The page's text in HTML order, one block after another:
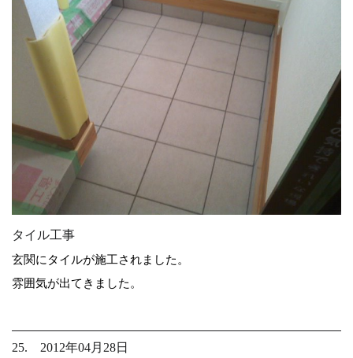
タイル工事
玄関にタイルが施工されました。
雰囲気が出てきました。
25. 2012年04月28日